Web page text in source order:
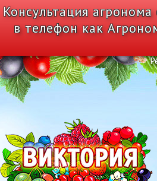
Консультация
в телефон как